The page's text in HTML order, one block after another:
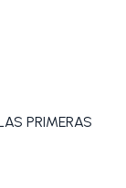
PRIMERAS